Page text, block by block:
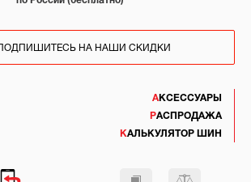
АКСЕССУАРЫ
РАСПРОДАЖА
КАЛЬКУЛЯТОР ШИН
ПОДПИШИТЕСЬ НА НАШИ СКИДКИ